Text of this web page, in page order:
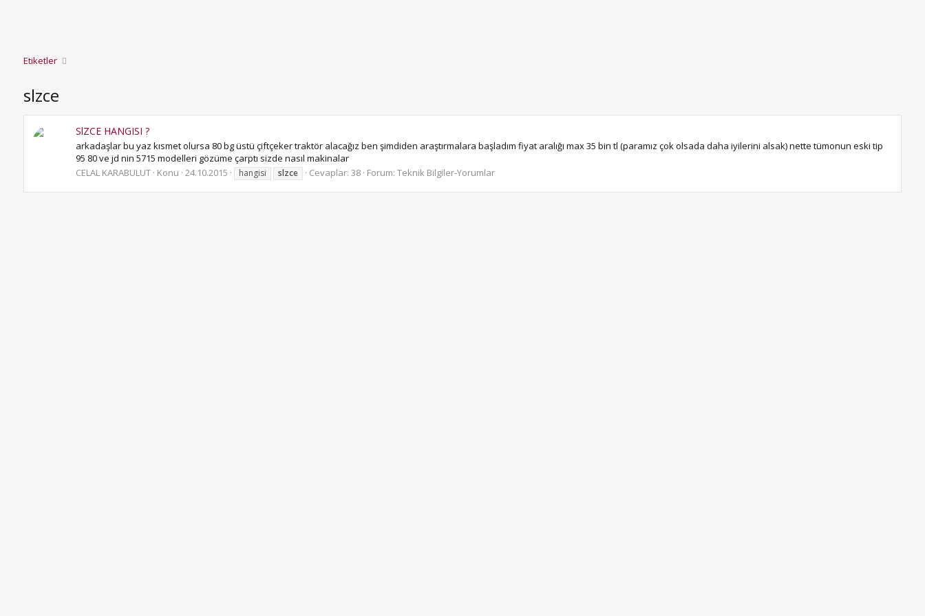
Etiketler
slzce
SlZCE HANGISI ?
arkadaşlar bu yaz kısmet olursa 80 bg üstü çiftçeker traktör alacağız ben şimdiden araştırmalara başladım fiyat aralığı max 35 bin tl (paramız çok olsada daha iyilerini alsak) nette tümonun eski tip
95 80 ve jd nin 5715 modelleri gözüme çarptı sizde nasıl makinalar
CELAL KARABULUT Konu 24.10.2015 hangisi slzce Cevaplar: 38 Forum: Teknik Bilgiler-Yorumlar